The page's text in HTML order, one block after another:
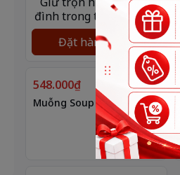
đình trong từng bữa ăn
Đặt hàng ngay
548.000₫
Muỗng Soup Starry - 6 cái
Yêu thích